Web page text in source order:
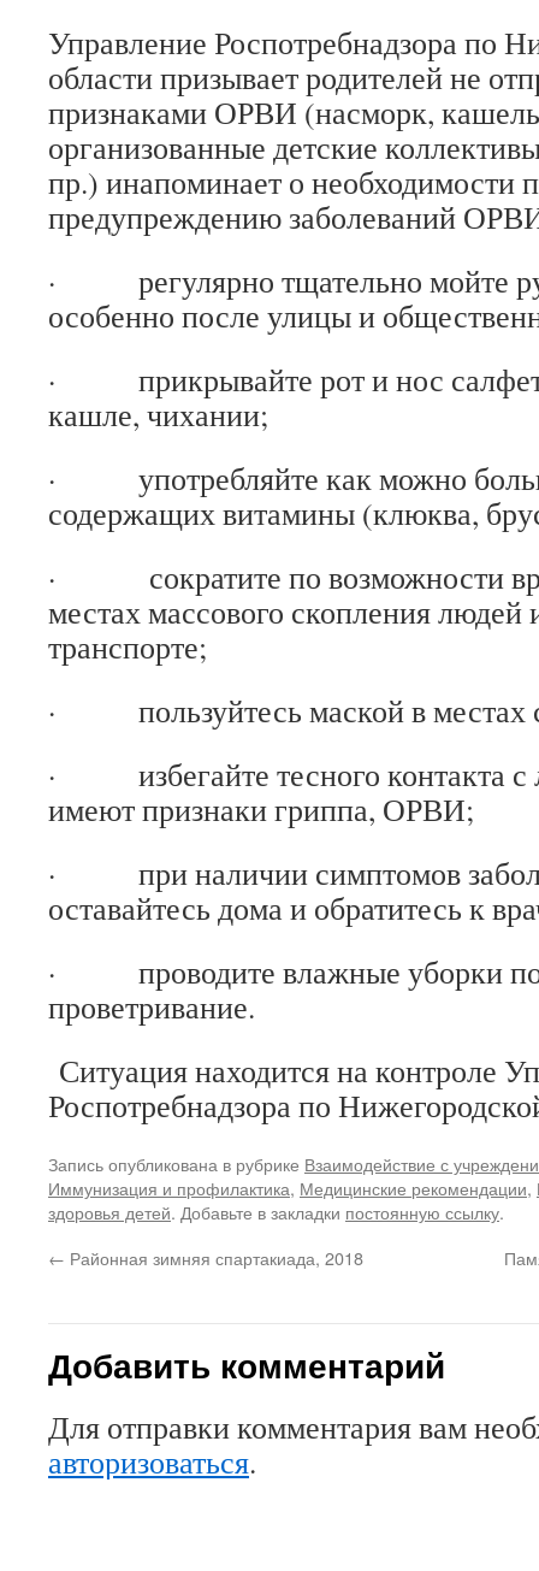
Управление Роспотребнадзора по
области призывает родителей не
признаками ОРВИ (насморк,
организованные детские
пр.) инапоминает о необходимости
предупреждению заболеваний
· регулярно тщательно мойте
особенно после улицы и
· прикрывайте рот и нос
кашле, чихании;
· употребляйте как можно
содержащих витамины (клюква,
· сократите по возможности
местах массового скопления
транспорте;
· пользуйтесь маской в местах
· избегайте тесного контакта с
имеют признаки гриппа, ОРВИ;
· при наличии симптомов
оставайтесь дома и обратитесь к
· проводите влажные уборки
проветривание.
Ситуация находится на контроле
Роспотребнадзора по
Запись опубликована в рубрике Взаимодействие с
Иммунизация и профилактика, Медицинские рекомендации,
здоровья детей. Добавьте в закладки постоянную ссылку.
← Районная зимняя спартакиада, 2018
Добавить комментарий
Для отправки комментария вам
авторизоваться.